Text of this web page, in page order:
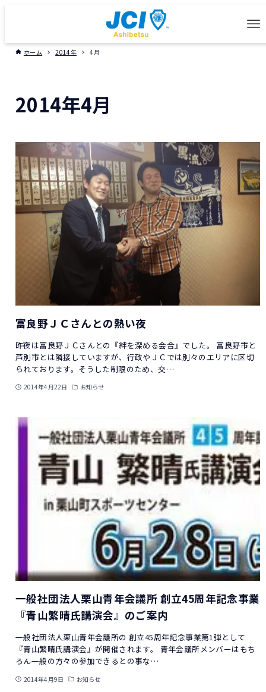
ホーム 2014年 4月
2014年4月
富良野ＪＣさんとの熱い夜
昨夜は富良野ＪＣさんとの『絆を深める会合』でした。 富良野市と
芦別市とは隣接していますが、行政やＪＣでは別々のエリアに区切
られております。そうした制限のため、交…
2014年4月22日 お知らせ
一般社団法人栗山青年会議所 創立45周年記念事業
『青山繁晴氏講演会』のご案内
一般社団法人栗山青年会議所の 創立45周年記念事業第1弾として
『青山繁晴氏講演会』が開催されます。 青年会議所メンバーはもち
ろん一般の方々の参加できるとの事な…
2014年4月9日 お知らせ